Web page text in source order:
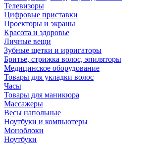
Телевизоры
Цифровые приставки
Проекторы и экраны
Красота и здоровье
Личные вещи
Зубные щетки и ирригаторы
Бритье, стрижка волос, эпиляторы
Медицинское оборудование
Товары для укладки волос
Часы
Товары для маникюра
Массажеры
Весы напольные
Ноутбуки и компьютеры
Моноблоки
Ноутбуки